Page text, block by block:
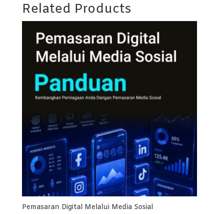
Related Products
Pemasaran Digital Melalui Media Sosial